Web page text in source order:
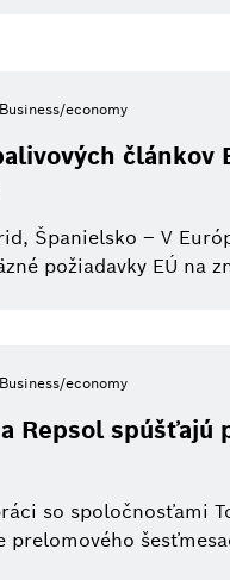
Powertrain systems
Working at Bosch
Inteligentná
SystemsTisková akce
Tlačová
Business/economy
článkov
Španielsko – V
požiadavky EÚ na
Business/economy
Repsol
so spoločnosťami
prelomového